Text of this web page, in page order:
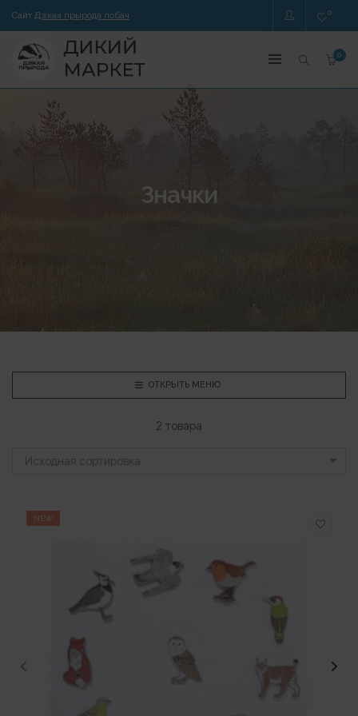
Сайт Дзікая прырода побач 0
0
Значки
ОТКРЫТЬ МЕНЮ
2 товара
Исходная сортировка
NEW